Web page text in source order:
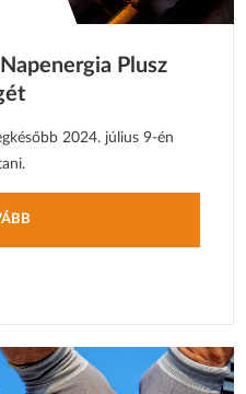
Plusz
2024. július 9-én